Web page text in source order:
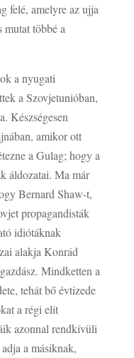
felé, amelyre az ujja
mutat többé a
a nyugati
a Szovjetunióban,
Készségesen
amikor ott
a Gulag; hogy a
áldozatai. Ma már
Bernard Shaw-t,
propagandisták
idiótáknak
alakja Konrád
Mindketten a
tehát bő évtizede
a régi elit
azonnal rendkívüli
a másiknak,